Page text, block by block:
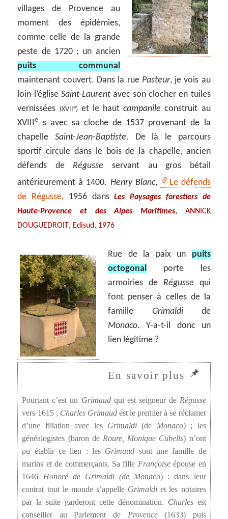
villages de Provence au
moment des épidémies,
comme celle de la grande
peste de 1720 ; un ancien
puits communal
maintenant couvert. Dans la rue Pasteur, je vois au
loin l’église Saint-Laurentavec son clocher en tuiles
vernissées (XVII e)et le hautcampanile construit au
XVIIIe
s avec sa cloche de 1537 provenant de la
chapelleSaint-Jean-Baptiste. De là le parcours
sportif circule dans le bois de la chapelle, ancien
défends de Régusse servant au gros bétail
antérieurement à 1400. Henry Blanc,
Le défends
de Régusse, 1956 dansLes Paysages forestiers de
Haute-Provence et des Alpes Maritimes,
ANNICK
DOUGUEDROIT, Edisud, 1976
Rue de la paix un puits
octogonal
porte les
armoiries de Régusse qui
font penser à celles de la
famille Grimaldide
Monaco. Y-a-t-il donc un
lien légitime ?
Pourtant c’est un Grimaudqui est seigneur de Régusse
vers 1615 ; Charles Grimaud est le premier à se réclamer
d’une filiation avec les Grimaldi (de Monaco) ; les
généalogistes (baron de Roure, Monique Cubells) n’ont
pu établir ce lien : les Grimaud sont une famille de
marins et de commerçants. Sa fille Françoiseépouse en
1646 Honoré de Grimaldi (de Monaco) : dans leur
contrat tout le monde s’appelle Grimaldiet les notaires
par la suite garderont cette dénomination. Charles est
conseiller au Parlement de Provence(1633) puis